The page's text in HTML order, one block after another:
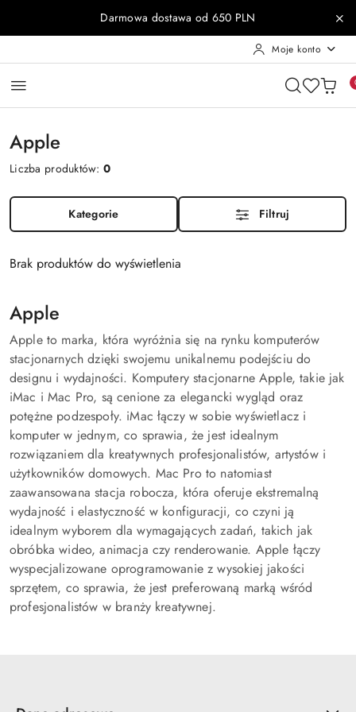
Przejdź do treści głównej
Przejdź do wyszukiwarki
Przejdź do moje konto
Przejdź do menu głównego
Przejdź do stopkiDarmowa dostawa od 650 PLN
Moje konto
Apple
Liczba produktów:0
Kategorie Filtruj
Brak produktów do wyświetlenia
Apple
Apple to marka, która wyróżnia się na rynku komputerów
stacjonarnych dzięki swojemu unikalnemu podejściu do
designu i wydajności. Komputery stacjonarne Apple, takie jak
iMac i Mac Pro, są cenione za elegancki wygląd oraz
potężne podzespoły. iMac łączy w sobie wyświetlacz i
komputer w jednym, co sprawia, że jest idealnym
rozwiązaniem dla kreatywnych profesjonalistów, artystów i
użytkowników domowych. Mac Pro to natomiast
zaawansowana stacja robocza, która oferuje ekstremalną
wydajność i elastyczność w konfiguracji, co czyni ją
idealnym wyborem dla wymagających zadań, takich jak
obróbka wideo, animacja czy renderowanie. Apple łączy
wyspecjalizowane oprogramowanie z wysokiej jakości
sprzętem, co sprawia, że jest preferowaną marką wśród
profesjonalistów w branży kreatywnej.